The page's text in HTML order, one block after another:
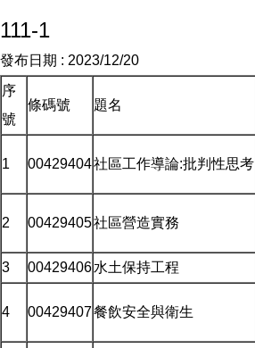
111-1
發布日期 : 2023/12/20
序
號
條碼號 題名
1 00429404社區工作導論:批判性思考
2 00429405社區營造實務
3 00429406水土保持工程
4 00429407餐飲安全與衛生